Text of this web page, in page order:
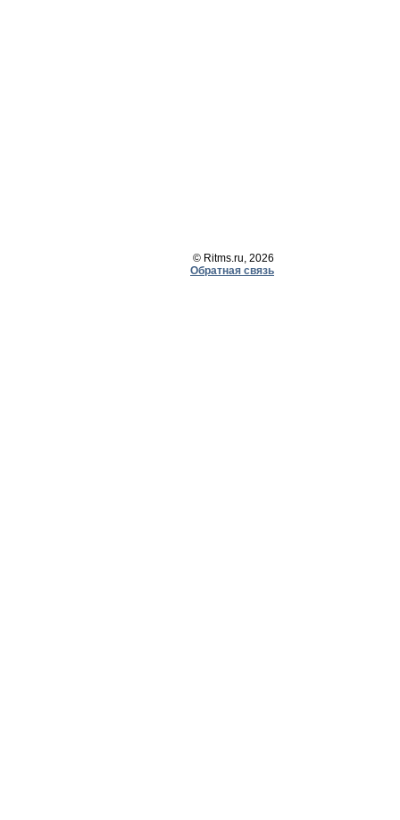
© Ritms.ru, 2026
Обратная связь